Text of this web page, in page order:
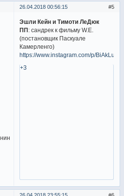
5
26.04.2018 00:56:15
Эшли Кейн и Тимоти ЛеДюк
ПП : сандрек к фильму W.E.
(постановщик Паскуале
Камерленго)
https://www.instagram.com/p/
+3